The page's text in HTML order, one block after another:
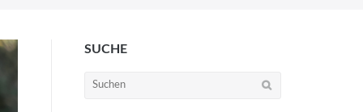
SUCHE
Suchen